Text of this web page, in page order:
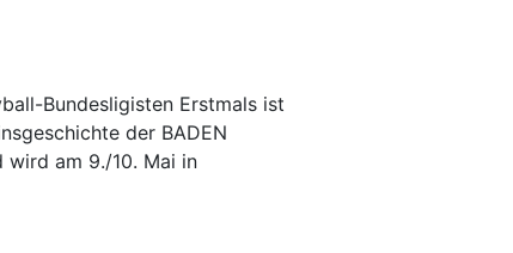
Bundesligisten Erstmals ist
der BADEN
wird am 9./10. Mai in